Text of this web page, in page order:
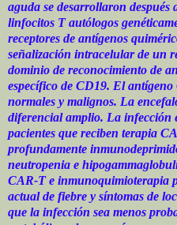
aguda se desarrollaron después
linfocitos T autólogos
receptores de antígenos
señalización intracelular de un
dominio de reconocimiento de
específico de CD19. El
normales y malignos. La
diferencial amplio. La infección
pacientes que reciben terapia
profundamente
neutropenia e
CAR-T e inmunoquimioterapia
actual de fiebre y síntomas de
que la infección sea menos